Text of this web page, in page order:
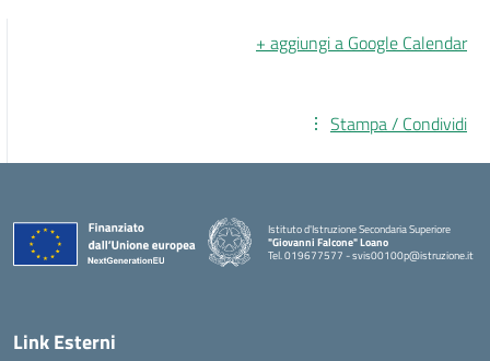
+ aggiungi a Google Calendar
Stampa / Condividi
Istituto d'Istruzione Secondaria Superiore
"Giovanni Falcone" Loano
Tel. 019677577 - svis00100p@istruzione.it
— Visita la pagina iniziale della scuola
Link Esterni